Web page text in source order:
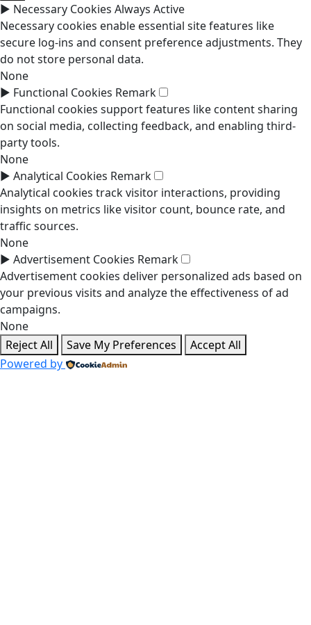
► Necessary Cookies Always Active
Necessary cookies enable essential site features like
secure log-ins and consent preference adjustments. They
do not store personal data.
None
► Functional Cookies Remark
Functional cookies support features like content sharing
on social media, collecting feedback, and enabling third-
party tools.
None
► Analytical Cookies Remark
Analytical cookies track visitor interactions, providing
insights on metrics like visitor count, bounce rate, and
traffic sources.
None
► Advertisement Cookies Remark
Advertisement cookies deliver personalized ads based on
your previous visits and analyze the effectiveness of ad
campaigns.
None
Reject All
Save My Preferences
Accept All
Powered by